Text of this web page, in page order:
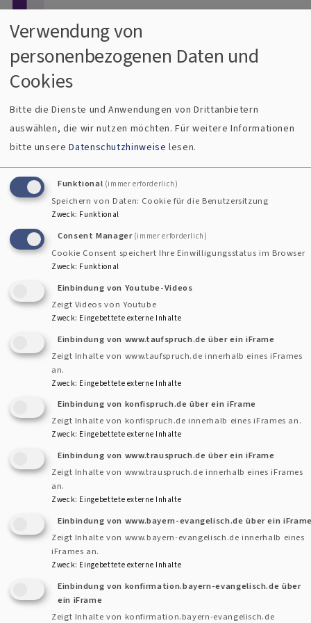
Direkt zum Inhalt
Dekanat Uffenheim
Evangelisch im Gollachgau
Breadcrumb
Startseite Der Tansaniachor Würzburg zu Gast in Geißlingen
Der Tansaniachor Würzburg zu Gast in
Geißlingen
Am Sonntag, den25. September 2016gestaltet der
Tansaniachor
Herzliche Einladung!
Kontaktformular
Verwendung von
personenbezogenen Daten und
Cookies
Bitte die Dienste und Anwendungen von Drittanbietern
auswählen, die wir nutzen möchten.Für weitere Informationen
bitte unsereDatenschutzhinweise lesen.
Funktional (immer erforderlich)
Speichern von Daten: Cookie für die Benutzersitzung
Zweck: Funktional
Consent Manager (immer erforderlich)
Cookie Consent speichert Ihre Einwilligungsstatus im Browser
Zweck: Funktional
Einbindung von Youtube-Videos
Zeigt Videos von Youtube
Zweck: Eingebettete externe Inhalte
Einbindung von www.taufspruch.de über ein iFrame
Zeigt Inhalte von www.taufspruch.de innerhalb eines iFrames
an.
Zweck: Eingebettete externe Inhalte
Einbindung von konfispruch.de über ein iFrame
Zeigt Inhalte von konfispruch.de innerhalb eines iFrames an.
Zweck: Eingebettete externe Inhalte
Einbindung von www.trauspruch.de über ein iFrame
Zeigt Inhalte von www.trauspruch.de innerhalb eines iFrames
an.
Zweck: Eingebettete externe Inhalte
Einbindung von www.bayern-evangelisch.de über ein
Zeigt Inhalte von www.bayern-evangelisch.de innerhalb eines
iFrames an.
Zweck: Eingebettete externe Inhalte
Einbindung von konfirmation.bayern-evangelisch.de über
ein iFrame
Zeigt Inhalte von konfirmation.bayern-evangelisch.de